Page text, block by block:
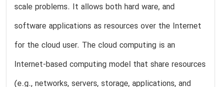
scale problems. It allows both hard ware, and
software applications as resources over the Internet
for the cloud user. The cloud computing is an
Internet-based computing model that share resources
(e.g., networks, servers, storage, applications, and